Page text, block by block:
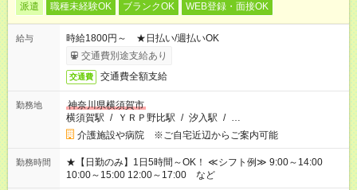
派遣 職種未経験OK ブランクOK WEB登録・面接OK
給与
時給1800円～ ★日払い/週払いOK
交通費別途支給あり
交通費 交通費全額支給
勤務地
神奈川県横須賀市
横須賀駅 / ＹＲＰ野比駅 / 汐入駅 / …
介護施設や病院 ※ご自宅近辺からご案内可能
勤務時間
★【日勤のみ】1日5時間～OK！ ≪シフト例≫ 9:00～14:00
10:00～15:00 12:00～17:00 など